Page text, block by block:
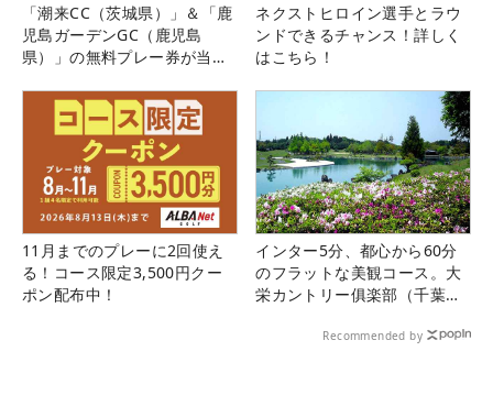
「潮来CC（茨城県）」＆「鹿
児島ガーデンGC（鹿児島
県）」の無料プレー券が当た
ネクストヒロイン選手とラウ
ンドできるチャンス！詳しく
はこちら！
11月までのプレーに2回使え
る！コース限定3,500円クー
ポン配布中！
インター5分、都心から60分
のフラットな美観コース。大
栄カントリー俱楽部（千葉
Recommended by